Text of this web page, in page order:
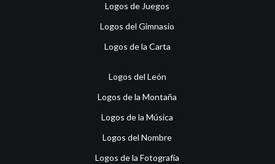
Logos de Juegos
Logos del Gimnasio
Logos de la Carta
Logos del León
Logos de la Montaña
Logos de la Música
Logos del Nombre
Logos de la Fotografía